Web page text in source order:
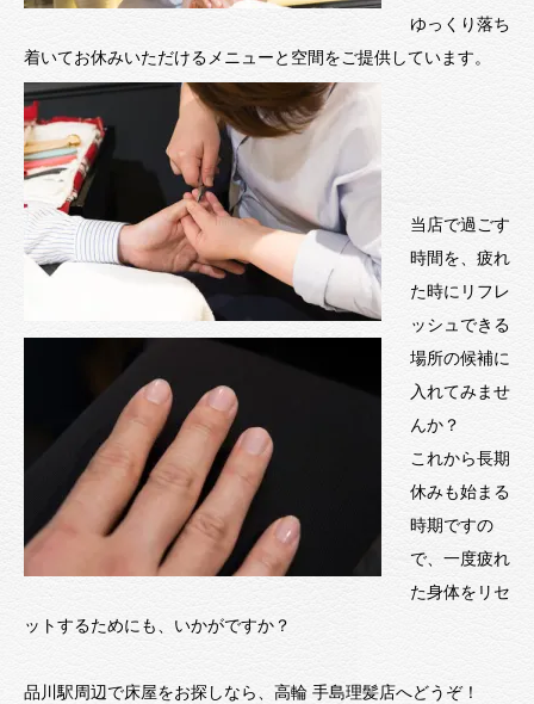
ゆっくり落ち
着いてお休みいただけるメニューと空間をご提供しています。
当店で過ごす
時間を、疲れ
た時にリフレ
ッシュできる
場所の候補に
入れてみませ
んか？
これから長期
休みも始まる
時期ですの
で、一度疲れ
た身体をリセ
ットするためにも、いかがですか？
品川駅周辺で床屋をお探しなら、高輪 手島理髪店へどうぞ！